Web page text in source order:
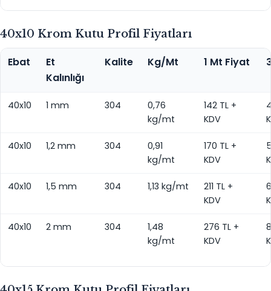
40x10 Krom Kutu Profil Fiyatları
Ebat
Et
Kalınlığı
Kalite Kg/Mt 1 Mt Fiyat
40x10 1 mm 304
0,76
kg/mt
142 TL +
KDV
40x10 1,2 mm 304
0,91
kg/mt
170 TL +
KDV
40x10 1,5 mm 304 1,13 kg/mt
211 TL +
KDV
40x10 2 mm 304
1,48
kg/mt
276 TL +
KDV